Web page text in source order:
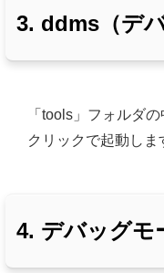
3. ddms（デ
「tools」フォルダ
クリックで起動しま
4. デバッグモ